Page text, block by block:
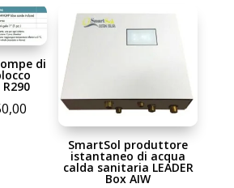
da
€33,00
a
€3.280,00
di
Fascia
prezzo:SmartSol produttore
istantaneo di acqua
calda sanitaria LEADER
Box AIW